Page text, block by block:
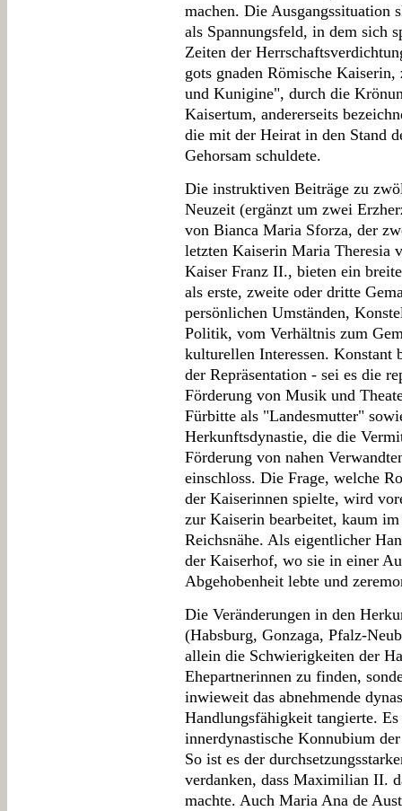
machen. Die
als Spannungsfeld, in dem sich
Zeiten der
gots gnaden Römische
und Kunigine", durch die
Kaisertum, andererseits
die mit der Heirat in den Stand
Gehorsam schuldete.
Die instruktiven Beiträge zu
Neuzeit (ergänzt um zwei
von Bianca Maria Sforza, der
letzten Kaiserin Maria Theresia
Kaiser Franz II., bieten ein
als erste, zweite oder dritte
persönlichen Umständen,
Politik, vom Verhältnis zum
kulturellen Interessen. Konstant
der Repräsentation - sei es die
Förderung von Musik und
Fürbitte als "Landesmutter"
Herkunftsdynastie, die die
Förderung von nahen
einschloss. Die Frage, welche
der Kaiserinnen spielte, wird
zur Kaiserin bearbeitet, kaum
Reichsnähe. Als eigentlicher
der Kaiserhof, wo sie in einer
Abgehobenheit lebte und
Die Veränderungen in den
(Habsburg, Gonzaga, Pfalz-
allein die Schwierigkeiten der
Ehepartnerinnen zu finden,
inwieweit das abnehmende
Handlungsfähigkeit tangierte.
innerdynastische Konnubium
So ist es der
verdanken, dass Maximilian II.
machte. Auch Maria Ana de